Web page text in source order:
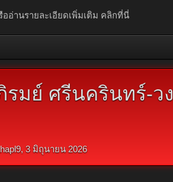
ออ่านรายละเอียดเพิ่มเติม คลิกที่นี่
มย์ ศรีนครินทร์-ว
, 3 มิถุนายน 2026